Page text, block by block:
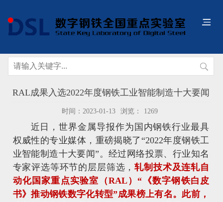
RAL成果入选2022年度钢铁工业智能制造十大要闻
时间：2023-01-13 浏览： 1269
近日，世界金属导报作为国内钢铁行业最具
权威性的专业媒体，重磅揭晓了“2022年度钢铁工
业智能制造十大要闻”。经过网络投票、行业知名
专家评选等环节的层层筛选，轧制技术及连轧自
动化国家重点实验室（RAL）“《数字钢铁白皮
书》推动钢铁数字化转型”成果榜上有名。此前，